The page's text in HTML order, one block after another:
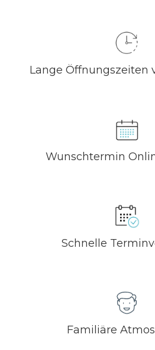
Lange Öffnungszeiten
Wunschtermin
Schnelle
Familiäre